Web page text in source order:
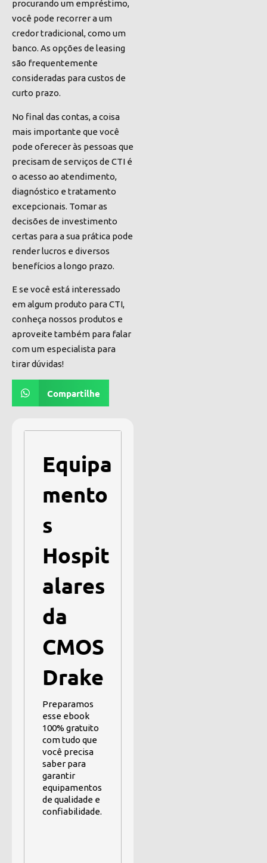
procurando um empréstimo,
você pode recorrer a um
credor tradicional, como um
banco. As opções de leasing
são frequentemente
consideradas para custos de
curto prazo.
No final das contas, a coisa
mais importante que você
pode oferecer às pessoas que
precisam de serviços de CTI é
o acesso ao atendimento,
diagnóstico e tratamento
excepcionais. Tomar as
decisões de investimento
certas para a sua prática pode
render lucros e diversos
benefícios a longo prazo.
E se você está interessado
em algum produto para CTI,
conheça nossos produtos e
aproveite também para falar
com um especialista para
tirar dúvidas!
Compartilhe
Equipa
mento
s
Hospit
alares
da
CMOS
Drake
Preparamos
esse ebook
100% gratuito
com tudo que
você precisa
saber para
garantir
equipamentos
de qualidade e
confiabilidade.